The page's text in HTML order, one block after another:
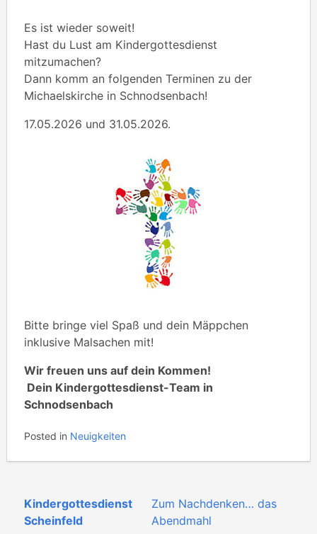
Es ist wieder soweit!
Hast du Lust am Kindergottesdienst
mitzumachen?
Dann komm an folgenden Terminen zu der
Michaelskirche in Schnodsenbach!
17.05.2026 und 31.05.2026.
Bitte bringe viel Spaß und dein Mäppchen
inklusive Malsachen mit!
Wir freuen uns auf dein Kommen!
Dein Kindergottesdienst-Team in
Schnodsenbach
Posted in Neuigkeiten
Beitragsnavigation
Kindergottesdienst
Scheinfeld
Zum Nachdenken… das
Abendmahl